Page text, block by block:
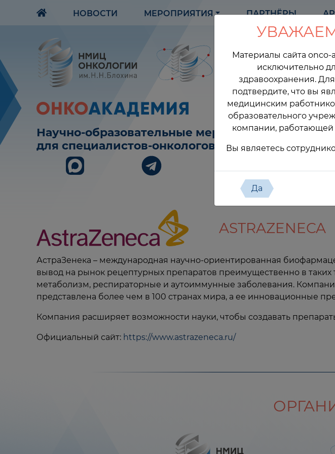
Материалы сайта
исключительно
здравоохранения. Для
подтвердите, что вы
медицинским
образовательного
компании, работающей
Вы являетесь
Да
НОВОСТИ МЕРОПРИЯТИЯ ПАРТНЁРЫ
Научно-образовательные мероприятия
для специалистов-онкологов
ASTRAZENECA
АстраЗенека – международная научно-ориентированная
вывод на рынок рецептурных препаратов преимущественно в таких
метаболизм, респираторные и аутоиммунные заболевания.
представлена более чем в 100 странах мира, а ее инновационные
Компания расширяет возможности науки, чтобы создавать
Официальный сайт: https://www.astrazeneca.ru/